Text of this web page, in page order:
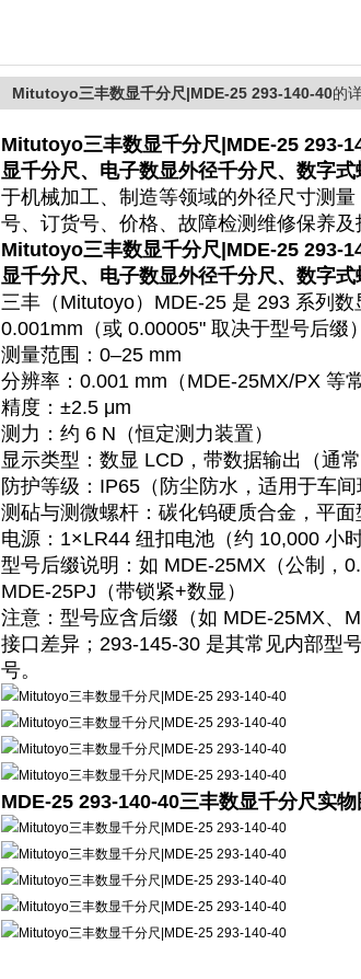
Mitutoyo三丰数显千分尺|MDE-25 293-140-40的
Mitutoyo三丰数显千分尺|MDE-25 293-
显千分尺、电子数显外径千分尺、数字
于机械加工、制造等领域的外径尺寸测
号、订货号、价格、故障检测维修保养及
Mitutoyo三丰数显千分尺|MDE-25 293-
显千分尺、电子数显外径千分尺、数字
三丰（Mitutoyo）MDE-25 是 293 系列
0.001mm（或 0.00005" 取决于型号后缀
‌测量范围‌：0–25 mm
分辨率‌：‌0.001 mm‌（MDE-25MX/PX 等
‌精度‌：±2.5 μm
‌测力‌：约 6 N（恒定测力装置）
显示类型‌：‌数显 LCD‌，带数据输出（通
防护等级‌：‌IP65‌（防尘防水，适用于车间
测砧与测微螺杆‌：碳化钨硬质合金，平面
电源‌：1×LR44 纽扣电池（约 10,000 小时
型号后缀说明‌：如 MDE-25‌MX‌（公制，
MDE-25‌PJ‌（带锁紧+数显） ‌‌
注意：型号应含后缀（如 MDE-25MX、
接口差异；293-145-30 是其常见内部型
号。
MDE-25 293-140-40三丰数显千分尺实物